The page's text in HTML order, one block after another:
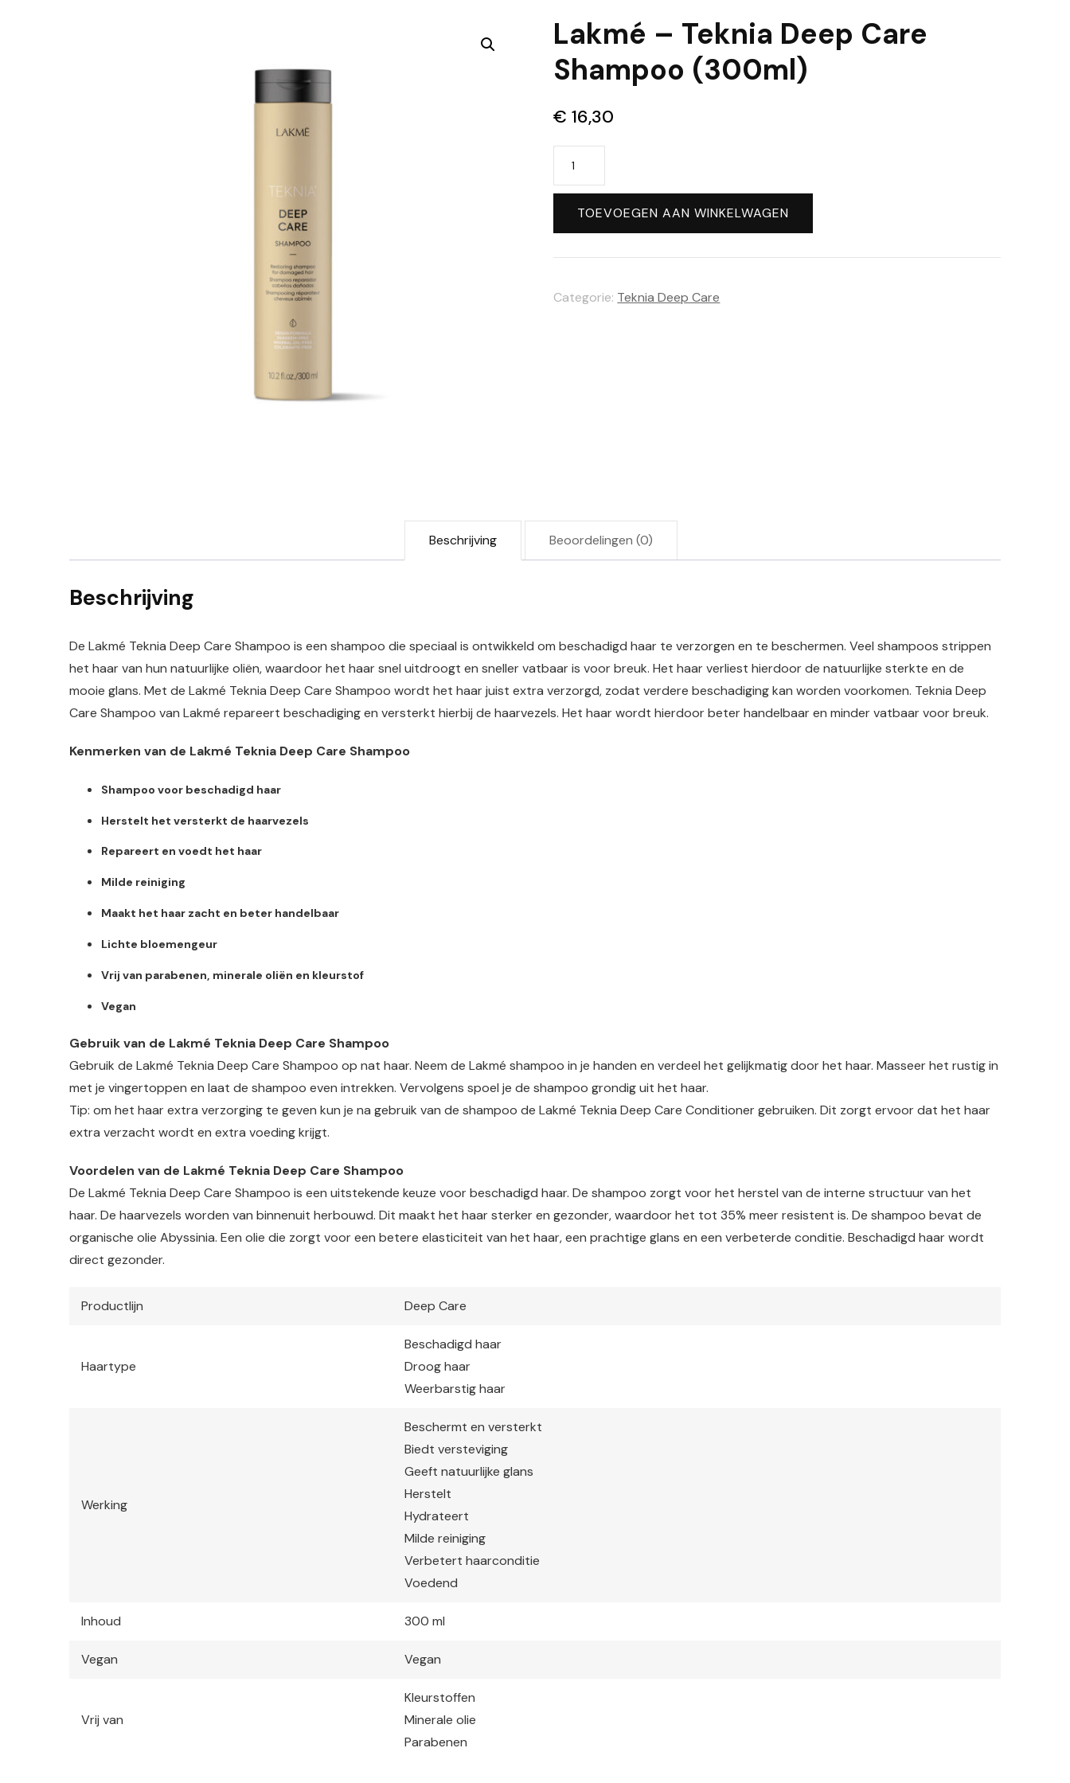
Lakmé – Teknia Deep Care
Shampoo (300ml)
€ 16,30
Lakmé
-
Teknia
Deep
Care
(300ml)
TOEVOEGEN AAN WINKELWAGEN
Categorie: Teknia Deep Care
Beschrijving Beoordelingen (0)
Beschrijving
De Lakmé Teknia Deep Care Shampoo is een shampoo die speciaal is ontwikkeld om beschadigd haar te verzorgen en te beschermen. Veel shampoos strippen
het haar van hun natuurlijke oliën, waardoor het haar snel uitdroogt en sneller vatbaar is voor breuk. Het haar verliest hierdoor de natuurlijke sterkte en de
mooie glans. Met de Lakmé Teknia Deep Care Shampoo wordt het haar juist extra verzorgd, zodat verdere beschadiging kan worden voorkomen. Teknia Deep
Care Shampoo van Lakmé repareert beschadiging en versterkt hierbij de haarvezels. Het haar wordt hierdoor beter handelbaar en minder vatbaar voor breuk.
Kenmerken van de Lakmé Teknia Deep Care Shampoo
Shampoo voor beschadigd haar
Herstelt het versterkt de haarvezels
Repareert en voedt het haar
Milde reiniging
Maakt het haar zacht en beter handelbaar
Lichte bloemengeur
Vrij van parabenen, minerale oliën en kleurstof
Vegan
Gebruik van de Lakmé Teknia Deep Care Shampoo
Gebruik de Lakmé Teknia Deep Care Shampoo op nat haar. Neem de Lakmé shampoo in je handen en verdeel het gelijkmatig door het haar. Masseer het rustig in
met je vingertoppen en laat de shampoo even intrekken. Vervolgens spoel je de shampoo grondig uit het haar.
Tip: om het haar extra verzorging te geven kun je na gebruik van de shampoo de Lakmé Teknia Deep Care Conditioner gebruiken. Dit zorgt ervoor dat het haar
extra verzacht wordt en extra voeding krijgt.
Voordelen van de Lakmé Teknia Deep Care Shampoo
De Lakmé Teknia Deep Care Shampoo is een uitstekende keuze voor beschadigd haar. De shampoo zorgt voor het herstel van de interne structuur van het
haar. De haarvezels worden van binnenuit herbouwd. Dit maakt het haar sterker en gezonder, waardoor het tot 35% meer resistent is. De shampoo bevat de
organische olie Abyssinia. Een olie die zorgt voor een betere elasticiteit van het haar, een prachtige glans en een verbeterde conditie. Beschadigd haar wordt
direct gezonder.
Productlijn Deep Care
Haartype
Beschadigd haar
Droog haar
Weerbarstig haar
Werking
Beschermt en versterkt
Biedt versteviging
Geeft natuurlijke glans
Herstelt
Hydrateert
Milde reiniging
Verbetert haarconditie
Voedend
Inhoud 300 ml
Vegan Vegan
Vrij van
Kleurstoffen
Minerale olie
Parabenen